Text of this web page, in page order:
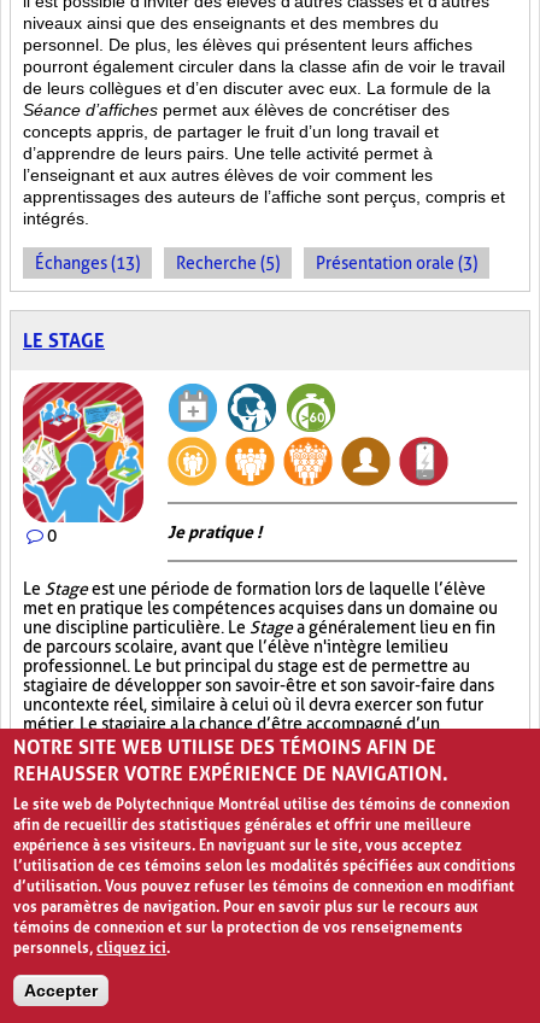
niveaux ainsi que des enseignants et des membres du
personnel. De plus, les élèves qui présentent leurs affiches
pourront également circuler dans la classe afin de voir le travail
de leurs collègues et d’en discuter avec eux. La formule de la
Séance d’affiches permet aux élèves de concrétiser des
concepts appris, de partager le fruit d’un long travail et
d’apprendre de leurs pairs. Une telle activité permet à
l’enseignant et aux autres élèves de voir comment les
apprentissages des auteurs de l’affiche sont perçus, compris et
intégrés.
Échanges (13) Recherche (5) Présentation orale (3)
LE STAGE
0 Je pratique !
Le Stageest une période de formation lors de laquelle l’élève
met en pratique les compétences acquises dans un domaine ou
une discipline particulière. Le Stagea généralement lieu en fin
de parcours scolaire, avant que l’élève n'intègre le milieu
professionnel. Le but principal du stage est de permettre au
stagiaire de développer son savoir-être et son savoir-faire dans
un contexte réel, similaire à celui où il devra exercer son futur
métier. Le stagiaire a la chance d’être accompagné d’un
formateur qui guidera ses pas et qui veillera à l’outiller avec des
éléments et des savoirs nécessaires à l’accomplissement de la
tâche exigée, et ce en vue de le préparer à occuper un poste
particulier. L’élève stagiaire demeure, tout au long du stage,
supervisé par son enseignant qui s’assure du bon déroulement du
stage tant sur le plan pratique que sur le plan organisationnel. Le
stage prend fin lorsque l’élève remet à son enseignant un rapport
de stage comportant une analyse rétrospective de ses
apprentissages ainsi qu’une évaluation du formateur de stage.
Cas réel (4) Approfondissement des connaissances (17)
Mise en application (9)
NOTRE SITE WEB UTILISE DES TÉMOINS AFIN DE
REHAUSSER VOTRE EXPÉRIENCE DE NAVIGATION.
Le site web de Polytechnique Montréal utilise des témoins de connexion
afin de recueillir des statistiques générales et offrir une meilleure
expérience à ses visiteurs. En naviguant sur le site, vous acceptez
l’utilisation de ces témoins selon les modalités spécifiées aux conditions
d’utilisation. Vous pouvez refuser les témoins de connexion en modifiant
vos paramètres de navigation. Pour en savoir plus sur le recours aux
témoins de connexion et sur la protection de vos renseignements
personnels,cliquez ici.
Accepter